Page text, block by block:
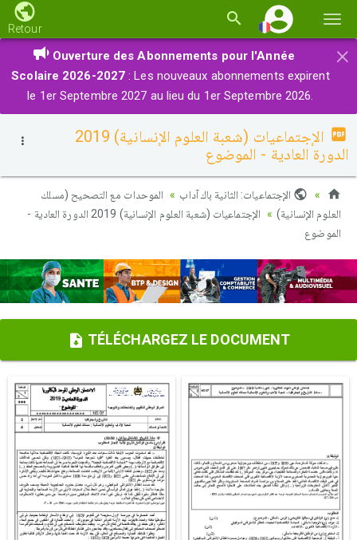
la
Retour
×
Ouverture des Abonnements pour l'Année
Scolaire 2026-2027 : Les nouveaux abonnements expirent
le 1er Septembre 2027 au lieu du 1er Septembre 2026.
الإجتماعيات (شعبة العلوم الإنسانية) 2019
الدورة العادية - الموضوع
الإجتماعيات: الثانية باك آداب
الموحدات مع التصحيح (مسلك
العلوم الإنسانية)
الإجتماعيات (شعبة العلوم الإنسانية) 2019 الدورة العادية -
الموضوع
TÉLÉCHARGEZ LE DOCUMENT